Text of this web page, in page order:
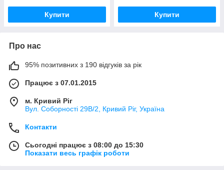
Купити Купити
Про нас
95% позитивних з 190 відгуків за рік
Працює з 07.01.2015
м. Кривий Ріг
Вул. Соборності 29В/2, Кривий Ріг, Україна
Контакти
Сьогодні працює з 08:00 до 15:30
Показати весь графік роботи